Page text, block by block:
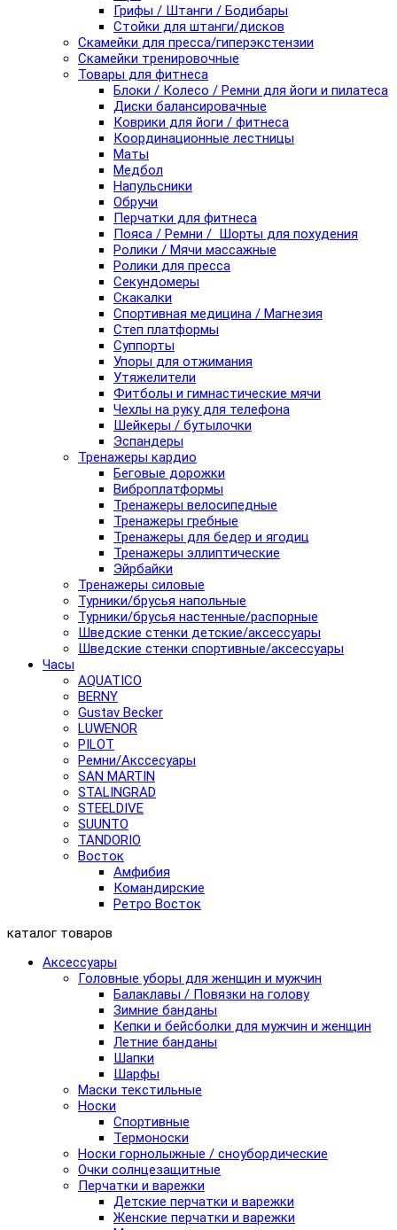
Грифы / Штанги / Бодибары
Стойки для штанги/дисков
Скамейки для пресса/гиперэкстензии
Скамейки тренировочные
Товары для фитнеса
Блоки / Колесо / Ремни для йоги и пилатеса
Диски балансировачные
Коврики для йоги / фитнеса
Координационные лестницы
Маты
Медбол
Напульсники
Обручи
Перчатки для фитнеса
Пояса / Ремни / Шорты для похудения
Ролики / Мячи массажные
Ролики для пресса
Секундомеры
Скакалки
Спортивная медицина / Магнезия
Степ платформы
Суппорты
Упоры для отжимания
Утяжелители
Фитболы и гимнастические мячи
Чехлы на руку для телефона
Шейкеры / бутылочки
Эспандеры
Тренажеры кардио
Беговые дорожки
Виброплатформы
Тренажеры велосипедные
Тренажеры гребные
Тренажеры для бедер и ягодиц
Тренажеры эллиптические
Эйрбайки
Тренажеры силовые
Турники/брусья напольные
Турники/брусья настенные/распорные
Шведские стенки детские/аксессуары
Шведские стенки спортивные/аксессуары
Часы
AQUATICO
BERNY
Gustav Becker
LUWENOR
PILOT
Pемни/Акссесуары
SAN MARTIN
STALINGRAD
STEELDIVE
SUUNTO
TANDORIO
Восток
Амфибия
Командирские
Ретро Восток
каталог товаров
Аксессуары
Головные уборы для женщин и мужчин
Балаклавы / Повязки на голову
Зимние банданы
Кепки и бейсболки для мужчин и женщин
Летние банданы
Шапки
Шарфы
Маски текстильные
Носки
Спортивные
Термоноски
Носки горнолыжные / сноубордические
Очки солнцезащитные
Перчатки и варежки
Детские перчатки и варежки
Женские перчатки и варежки